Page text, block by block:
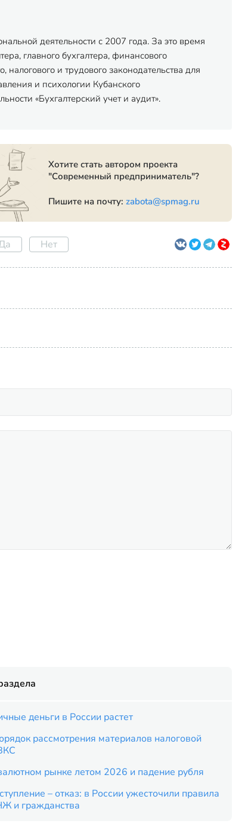
деятельности с 2007 года. За это время
главного бухгалтера, финансового
и трудового законодательства для
и психологии Кубанского
«Бухгалтерский учет и аудит».
Хотите стать автором проекта
"Современный предприниматель"?
Пишите на почту:zabota@spmag.ru
Нет
деньги в России растет
рассмотрения материалов налоговой
рынке летом 2026 и падение рубля
– отказ: в России ужесточили правила
и гражданства